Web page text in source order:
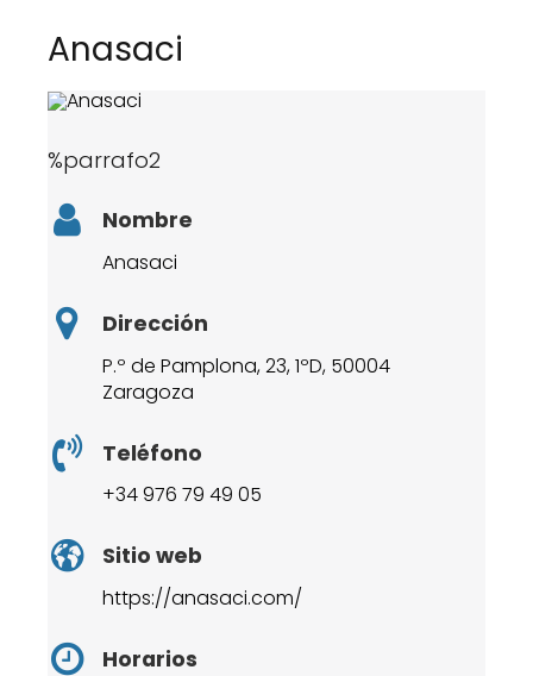
Anasaci
%parrafo2
Nombre
Anasaci
Dirección
P.º de Pamplona, 23, 1ºD, 50004
Zaragoza
Teléfono
+34 976 79 49 05
Sitio web
https://anasaci.com/
Horarios